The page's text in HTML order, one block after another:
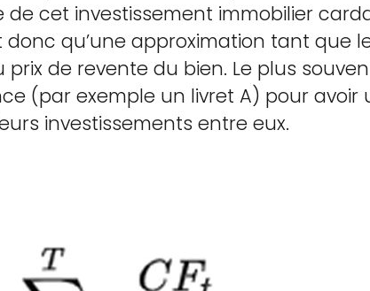
cet investissement immobilier
donc qu’une approximation tant que
de revente du bien. Le plus
(par exemple un livret A) pour avoir
investissements entre eux.